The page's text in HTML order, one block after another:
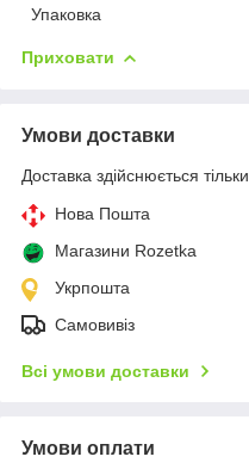
Упаковка
Приховати
Умови доставки
Доставка здійснюється
Нова Пошта
Магазини Rozetka
Укрпошта
Самовивіз
Всі умови доставки
Умови оплати